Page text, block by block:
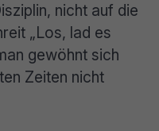
nicht auf die
„Los, lad es
gewöhnt sich
Zeiten nicht